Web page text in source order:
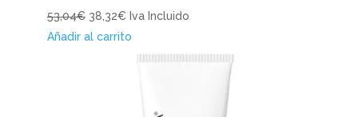
53,04€ 38,32€ Iva Incluido
Añadir al carrito